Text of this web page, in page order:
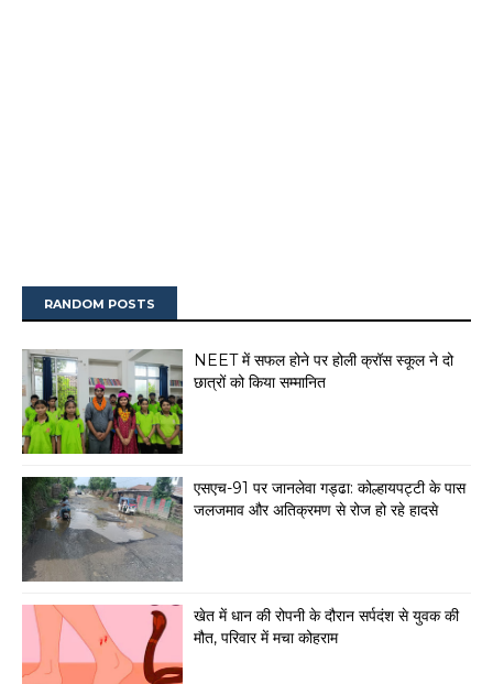
RANDOM POSTS
NEET में सफल होने पर होली क्रॉस स्कूल ने दो
छात्रों को किया सम्मानित
एसएच-91 पर जानलेवा गड्ढा: कोल्हायपट्टी के पास
जलजमाव और अतिक्रमण से रोज हो रहे हादसे
खेत में धान की रोपनी के दौरान सर्पदंश से युवक की
मौत, परिवार में मचा कोहराम